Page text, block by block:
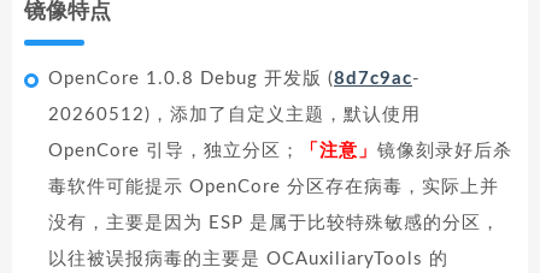
镜像特点
OpenCore 1.0.8 Debug 开发版 (8d7c9ac-
20260512)，添加了自定义主题，默认使用
OpenCore 引导，独立分区；
「注意」 镜像刻录好后杀
毒软件可能提示 OpenCore 分区存在病毒，实际上并
没有，主要是因为 ESP 是属于比较特殊敏感的分区，
以往被误报病毒的主要是 OCAuxiliaryTools 的